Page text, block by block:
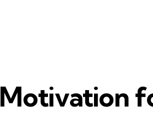
Motivation